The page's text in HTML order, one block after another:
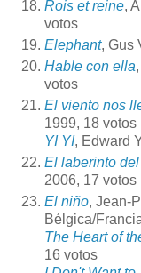
Rois et reine,
votos
Elephant, Gus
Hable con ella
votos
El viento nos
1999, 18 votos
YI YI, Edward
El laberinto
2006, 17 votos
El niño, Jean-
Bélgica/
The Heart of
16 votos